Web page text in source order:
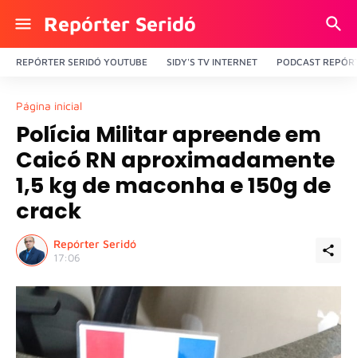
Repórter Seridó
REPÓRTER SERIDÓ YOUTUBE SIDY'S TV INTERNET PODCAST
Página inicial
Polícia Militar apreende em
Caicó RN aproximadamente
1,5 kg de maconha e 150g de
crack
Repórter Seridó
17:06